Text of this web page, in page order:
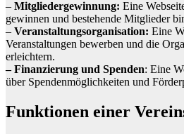
– Mitgliedergewinnung: Eine
gewinnen und bestehende Mitglieder
– Veranstaltungsorganisation: Eine
Veranstaltungen bewerben und die
erleichtern.
– Finanzierung und Spenden: Eine
über Spendenmöglichkeiten und
Funktionen einer